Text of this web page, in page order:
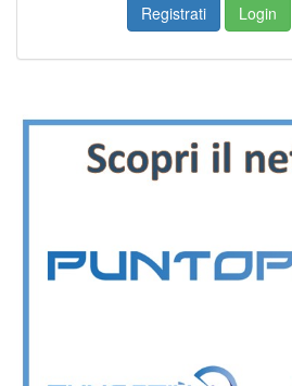
Registrati Login